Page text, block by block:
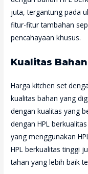
juta, tergantung pada
fitur-fitur tambahan
pencahayaan khusus.
Kualitas Bahan
Harga kitchen set
kualitas bahan yang
dengan kualitas yang
dengan HPL
yang menggunakan
HPL berkualitas tinggi
tahan yang lebih baik